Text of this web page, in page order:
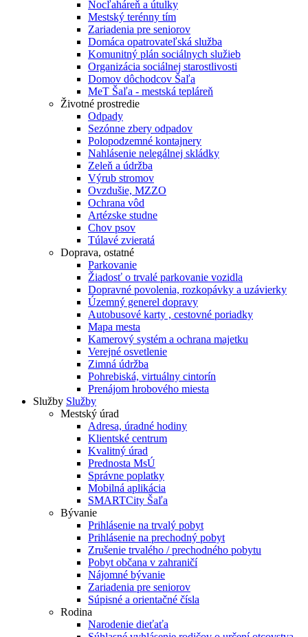
Nocľaháreň a útulky
Mestský terénny tím
Zariadenia pre seniorov
Domáca opatrovateľská služba
Komunitný plán sociálnych služieb
Organizácia sociálnej starostlivosti
Domov dôchodcov Šaľa
MeT Šaľa - mestská tepláreň
Životné prostredie
Odpady
Sezónne zbery odpadov
Polopodzemné kontajnery
Nahlásenie nelegálnej skládky
Zeleň a údržba
Výrub stromov
Ovzdušie, MZZO
Ochrana vôd
Artézske studne
Chov psov
Túlavé zvieratá
Doprava, ostatné
Parkovanie
Žiadosť o trvalé parkovanie vozidla
Dopravné povolenia, rozkopávky a uzávierky
Územný generel dopravy
Autobusové karty , cestovné poriadky
Mapa mesta
Kamerový systém a ochrana majetku
Verejné osvetlenie
Zimná údržba
Pohrebiská, virtuálny cintorín
Prenájom hrobového miesta
Služby Služby
Mestský úrad
Adresa, úradné hodiny
Klientské centrum
Kvalitný úrad
Prednosta MsÚ
Správne poplatky
Mobilná aplikácia
SMARTCity Šaľa
Bývanie
Prihlásenie na trvalý pobyt
Prihlásenie na prechodný pobyt
Zrušenie trvalého / prechodného pobytu
Pobyt občana v zahraničí
Nájomné bývanie
Zariadenia pre seniorov
Súpisné a orientačné čísla
Rodina
Narodenie dieťaťa